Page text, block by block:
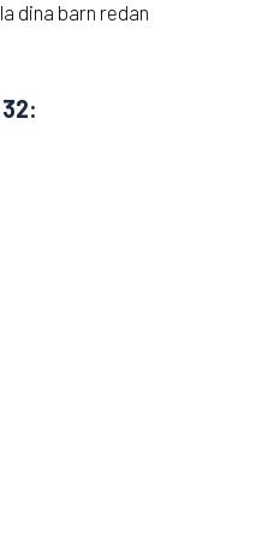
dina barn redan
32: